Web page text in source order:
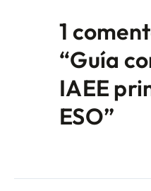
1
“Guía
IAEE
ESO”